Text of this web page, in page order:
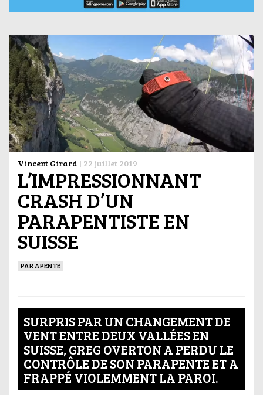
Vincent Girard | 22 juillet 2019
L’IMPRESSIONNANT
CRASH D’UN
PARAPENTISTE EN
SUISSE
PARAPENTE
SURPRIS PAR UN CHANGEMENT DE
VENT ENTRE DEUX VALLÉES EN
SUISSE, GREG OVERTON A PERDU LE
CONTRÔLE DE SON PARAPENTE ET A
FRAPPÉ VIOLEMMENT LA PAROI.